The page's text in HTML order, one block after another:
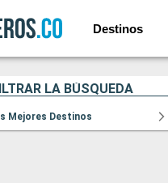
Destinos
LA BÚSQUEDA
Mejores Destinos